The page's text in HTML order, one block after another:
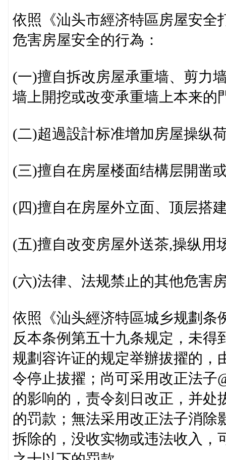
依照《汕头市經济特區房屋安全
危害房屋安全的行為：
(一)擅自拆改房屋承重墙、剪力
墙上開挖或改变承重墙上本来的
(二)超過設計标准增加房屋操纵
(三)擅自在房屋楼面结構层開凿
(四)擅自在房屋外立面、顶层搭
(五)擅自改变房屋外送茶,操纵用
(六)法律、法规禁止的其他危害
依照《汕头經济特區城乡规劃条
反本条例第五十九条规定，未
规劃容许证的规定举辦拔擢的，
令停止拔擢；尚可采用改正法子
的影响的，责令刻日改正，并处
的罚款；無法采用改正法子消除
拆除的，没收实物或违法收入，